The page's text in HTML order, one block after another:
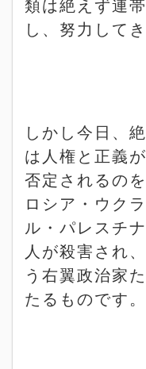
類は絶えず連
し、努力して
しかし今日、
は人権と正義
否定されるの
ロシア・ウク
ル・パレスチ
人が殺害され
う右翼政治家
たるものです。